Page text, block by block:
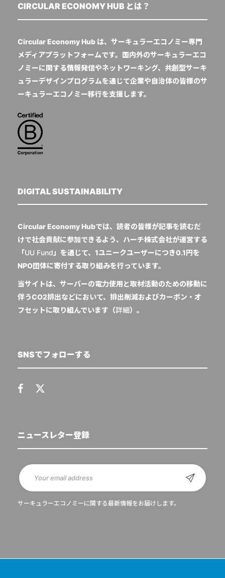
CIRCULAR ECONOMY HUB とは？
Circular Economy Hub は、サーキュラーエコノミー専門
メディアプラットフォームです。国内外のサーキュラーエコ
ノミーに関する情報発信やネットワーキング、共創型サーキ
ュラーデザインプログラムを通じて企業や自治体の皆様のサ
ーキュラーエコノミー移行を支援します。
DIGITAL SUSTAINABILITY
Circular Economy Hubでは、読者の皆様が記事を読むだ
けで社会貢献に参加できるよう、ハーチ株式会社が運営する
「UU Fund 」を通じて、1ユニークユーザーにつき0.1円を
NPO団体に寄付する取り組みを行っています。
当サイトは、サーバーの電力使用と取材活動のための移動に
伴うCO2排出などにおいて、排出削減およびカーボン・オ
フセットに取り組んでいます（詳細）。
SNSでフォローする
ニュースレター登録
サーキュラーエコノミーに関する最新情報をお届けします。